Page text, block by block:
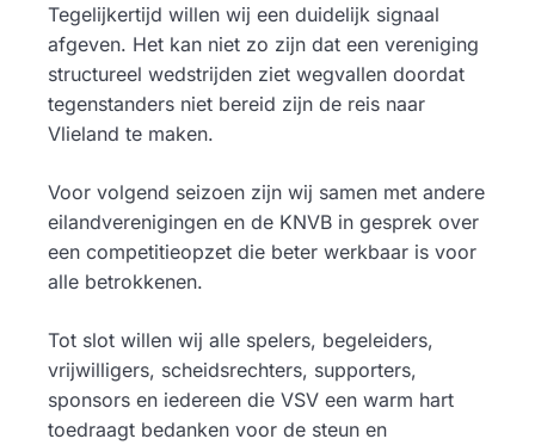
Tegelijkertijd willen wij een duidelijk signaal
afgeven. Het kan niet zo zijn dat een vereniging
structureel wedstrijden ziet wegvallen doordat
tegenstanders niet bereid zijn de reis naar
Vlieland te maken.
Voor volgend seizoen zijn wij samen met andere
eilandverenigingen en de KNVB in gesprek over
een competitieopzet die beter werkbaar is voor
alle betrokkenen.
Tot slot willen wij alle spelers, begeleiders,
vrijwilligers, scheidsrechters, supporters,
sponsors en iedereen die VSV een warm hart
toedraagt bedanken voor de steun en